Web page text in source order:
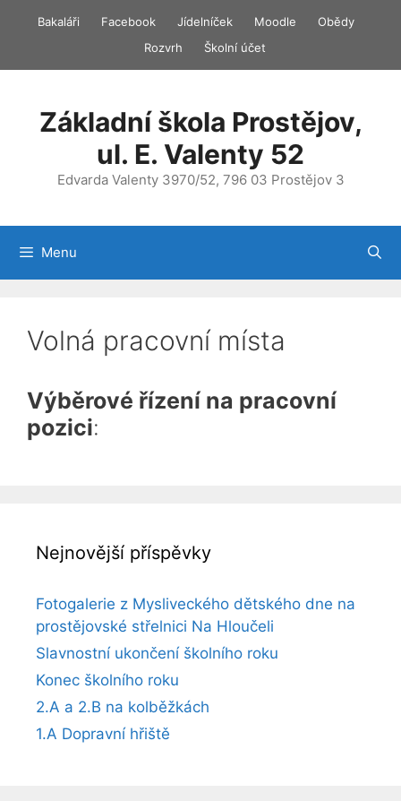
Bakaláři Facebook Jídelníček Moodle
Obědy
Rozvrh
Školní účet
Základní škola Prostějov,
ul. E. Valenty 52
Edvarda Valenty 3970/52, 796 03 Prostějov 3
Menu
Volná pracovní místa
Výběrové řízení na pracovní
pozici:
Nejnovější příspěvky
Fotogalerie z Mysliveckého dětského dne na
prostějovské střelnici Na Hloučeli
Slavnostní ukončení školního roku
Konec školního roku
2.A a 2.B na kolběžkách
1.A Dopravní hřiště